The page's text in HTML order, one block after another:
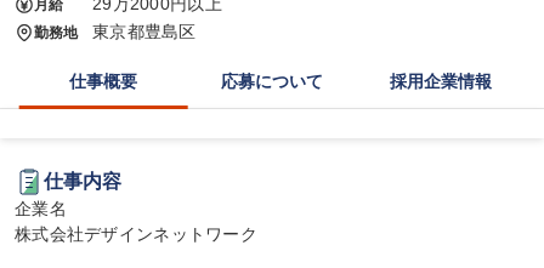
月給
勤務地 東京都豊島区
仕事概要 応募について 採用企業情報
仕事内容
企業名
株式会社デザインネットワーク